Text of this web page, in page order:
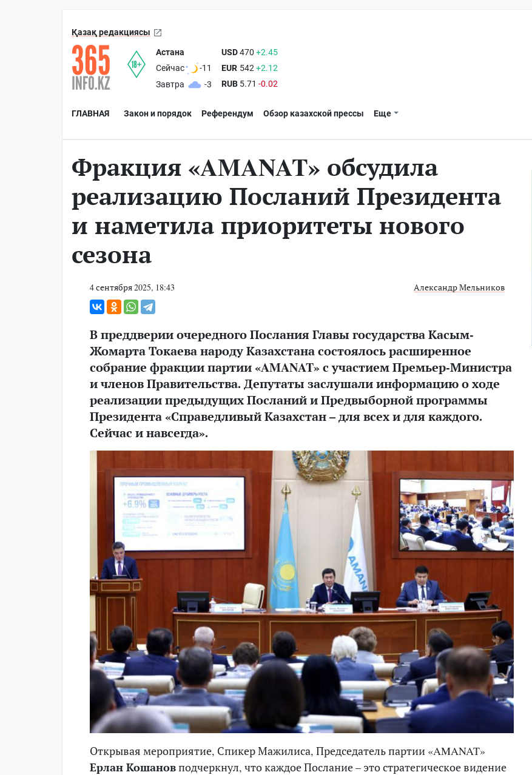
Қазақ редакциясы
Астана
Сейчас
-11
Завтра
-3
USD470 +2.45
EUR 542 +2.12
RUB 5.71 -0.02
ГЛАВНАЯ Закон и порядок Референдум Обзор казахской прессы Еще
Фракция «AMANAT» обсудила
реализацию Посланий Президента
и наметила приоритеты нового
сезона
4 сентября 2025, 18:43 Александр Мельников
В преддверии очередного Послания Главы государства Касым-
Жомарта Токаева народу Казахстана состоялось расширенное
собрание фракции партии «AMANAT» с участием Премьер-Министра
и членов Правительства. Депутаты заслушали информацию о ходе
реализации предыдущих Посланий и Предвыборной программы
Президента «Справедливый Казахстан – для всех и для каждого.
Сейчас и навсегда».
Открывая мероприятие, Спикер Мажилиса, Председатель партии «AMANAT»
Ерлан Кошановподчеркнул, что каждое Послание – это стратегическое видение